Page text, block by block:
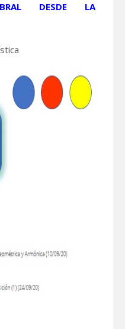
DESDE LA